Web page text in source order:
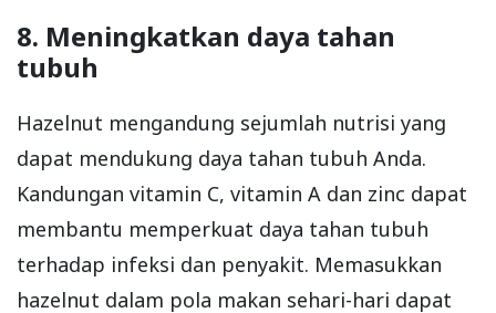
8. Meningkatkan daya tahan
tubuh
Hazelnut mengandung sejumlah nutrisi yang
dapat mendukung daya tahan tubuh Anda.
Kandungan vitamin C, vitamin A dan zinc dapat
membantu memperkuat daya tahan tubuh
terhadap infeksi dan penyakit. Memasukkan
hazelnut dalam pola makan sehari-hari dapat